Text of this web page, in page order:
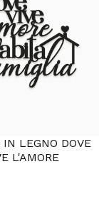
LEGNO DOVE
L'AMORE